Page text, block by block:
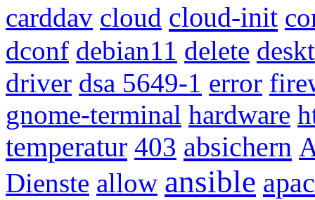
carddav cloud cloud-init
dconf debian11 delete
driver dsa 5649-1 error
gnome-terminal hardware
temperatur 403 absichern
Dienste allow ansible